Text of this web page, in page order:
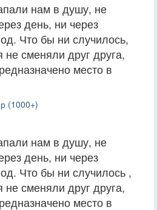
нам в душу, не
день, ни через
Что бы ни случилось,
не сменяли друг друга,
место в
(1000+)
нам в душу, не
день, ни через
Что бы ни случилось ,
не сменяли друг друга,
место в